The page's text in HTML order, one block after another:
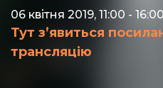
06 квітня 2019, 11:00 - 16:00
Тут з’явиться
трансляцію